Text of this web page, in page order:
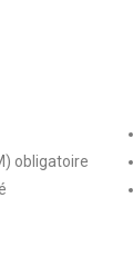
obligatoire